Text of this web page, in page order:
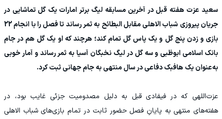
سعید عزت هفته قبل در آخرین مسابقه لیگ برتر امارات یک گل تماشایی در
جریان پیروزی شباب الاهلی مقابل البطائح به ثمر رساند تا فصل را با انجام 22
بازی و زدن پنج گل و یک پاس گل تمام کند؛ هرچند که او یک گل هم در جام
بانک اسلامی ابوظبی و سه گل در لیگ نخبگان آسیا به ثمر رساند و آمار خوبی
به‌عنوان یک هافبک دفاعی در سال منتهی به جام جهانی ثبت کرد.
عزت‌اللهی که در فیفادی قبل به دلیل مصدومیت جزئی غایب بود، در
هفته‌های منتهی به پایانِ فصل حضور ثابت در تمام بازی‌های شباب الاهلی